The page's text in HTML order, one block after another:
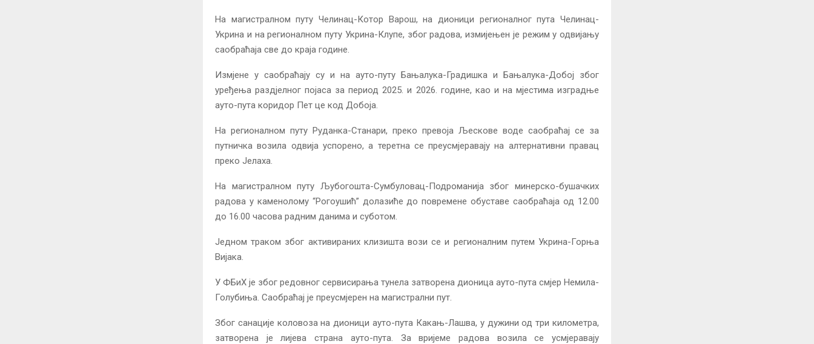
На магистралном путу Челинац-Котор Варош, на дионици регионалног пута Челинац-
Укрина и на регионалном путу Укрина-Клупе, због радова, измијењен је режим у одвијању
саобраћаја све до краја године.
Измјене у саобраћају су и на ауто-путу Бањалука-Градишка и Бањалука-Добој због
уређења раздјелног појаса за период 2025. и 2026. године, као и на мјестима изградње
ауто-пута коридор Пет це код Добоја.
На регионалном путу Руданка-Станари, преко превоја Љескове воде саобраћај се за
путничка возила одвија успорено, а теретна се преусмјеравају на алтернативни правац
преко Јелаха.
На магистралном путу Љубогошта-Сумбуловац-Подроманија због минерско-бушачких
радова у каменолому “Рогоушић” долазиће до повремене обуставе саобраћаја од 12.00
до 16.00 часова радним данима и суботом.
Једном траком због активираних клизишта вози се и регионалним путем Укрина-Горња
Вијака.
У ФБиХ је због редовног сервисирања тунела затворена дионица ауто-пута смјер Немила-
Голубиња. Саобраћај је преусмјерен на магистрални пут.
Због санације коловоза на дионици ауто-пута Какањ-Лашва, у дужини од три километра,
затворена је лијева страна ауто-пута. За вријеме радова возила се усмјеравају